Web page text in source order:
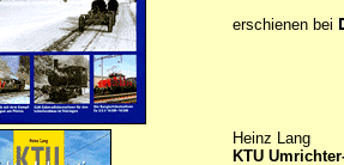
erschienen bei
Heinz Lang
KTU